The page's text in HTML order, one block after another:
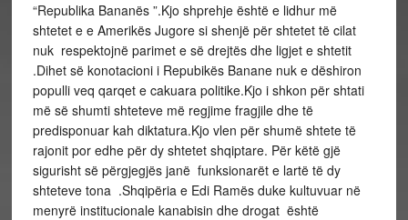
“Republika Bananës ”.Kjo shprehje është e lidhur më
shtetet e e Amerikës Jugore si shenjë për shtetet të cilat
nuk respektojnë parimet e së drejtës dhe ligjet e shtetit
.Dihet së konotacioni i Repubikës Banane nuk e dëshiron
populli veq qarqet e cakuara politike.Kjo i shkon për shtati
më së shumti shteteve më regjime fragjile dhe të
predisponuar kah diktatura.Kjo vlen për shumë shtete të
rajonit por edhe për dy shtetet shqiptare. Për këtë gjë
sigurisht së përgjegjës janë funksionarët e lartë të dy
shteteve tona .Shqipëria e Edi Ramës duke kultuvuar në
menyrë institucionale kanabisin dhe drogat është